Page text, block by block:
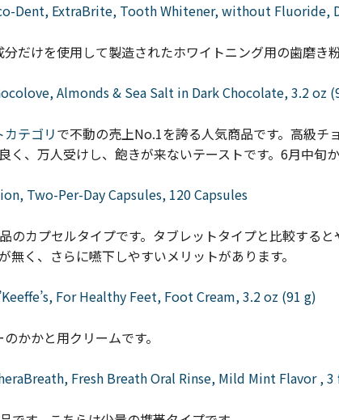
Dent, ExtraBrite, Tooth Whitener, without Fluoride,
だけを使用して製造されたホワイトニング用の歯磨き粉
Almonds & Sea Salt in Dark Chocolate, 3.2 oz
テゴリで不動の売上No.1を誇る人気商品です。高級チ
く、万人受けし、飽きが来ないテーストです。6月中旬
Two-Per-Day Capsules, 120 Capsules
カプセルタイプです。タブレットタイプと比較する
無く、さらに嚥下しやすいメリットがあります。
For Healthy Feet, Foot Cream, 3.2 oz (91 g)
かかと用クリームです。
Fresh Breath Oral Rinse, Mild Mint Flavor ,